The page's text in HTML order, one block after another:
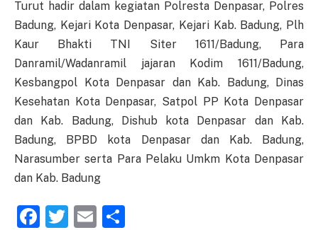
Turut hadir dalam kegiatan Polresta Denpasar, Polres
Badung, Kejari Kota Denpasar, Kejari Kab. Badung, Plh
Kaur Bhakti TNI Siter 1611/Badung, Para
Danramil/Wadanramil jajaran Kodim 1611/Badung,
Kesbangpol Kota Denpasar dan Kab. Badung, Dinas
Kesehatan Kota Denpasar, Satpol PP Kota Denpasar
dan Kab. Badung, Dishub kota Denpasar dan Kab.
Badung, BPBD kota Denpasar dan Kab. Badung,
Narasumber serta Para Pelaku Umkm Kota Denpasar
dan Kab. Badung
Facebook
Twitter
Email